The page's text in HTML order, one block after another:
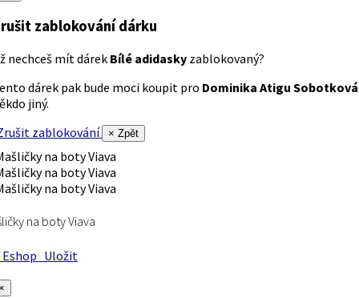
zablokování dárku
nechceš mít dárek Bílé adidasky zablokovaný?
dárek pak bude moci koupit pro Dominika Atigu Sobotková
jiný.
zablokování
× Zpět
na boty Viava
Uložit